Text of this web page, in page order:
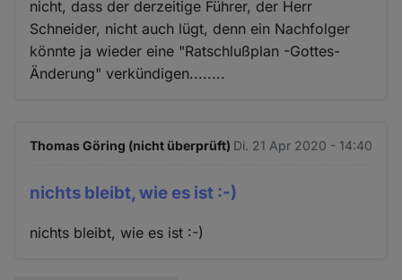
nicht, dass der derzeitige Führer, der Herr
Schneider, nicht auch lügt, denn ein Nachfolger
könnte ja wieder eine "Ratschlußplan -Gottes-
Änderung" verkündigen........
Thomas Göring (nicht überprüft) Di. 21 Apr 2020 - 14:40
nichts bleibt, wie es ist :-)
nichts bleibt, wie es ist :-)